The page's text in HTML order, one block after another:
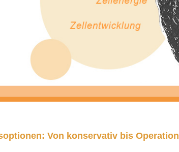
Von konservativ bis Operation